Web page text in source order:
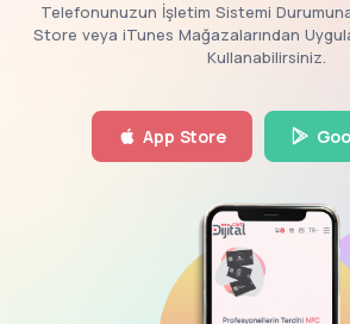
Telefonunuzun İşletim Sistemi
Store veya iTunes Mağazalarından
Kullanabilirsiniz.
App Store